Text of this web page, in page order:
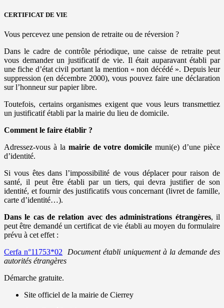
CERTIFICAT DE VIE
Vous percevez une pension de retraite ou de réversion ?
Dans le cadre de contrôle périodique, une caisse de retraite peut
vous demander un justificatif de vie. Il était auparavant établi par
une fiche d’état civil portant la mention « non décédé ». Depuis leur
suppression (en décembre 2000), vous pouvez faire une déclaration
sur l’honneur sur papier libre.
Toutefois, certains organismes exigent que vous leurs transmettiez
un justificatif établi par la mairie du lieu de domicile.
Comment le faire établir ?
Adressez-vous à la mairie de votre domicile muni(e) d’une pièce
d’identité.
Si vous êtes dans l’impossibilité de vous déplacer pour raison de
santé, il peut être établi par un tiers, qui devra justifier de son
identité, et fournir des justificatifs vous concernant (livret de famille,
carte d’identité…).
Dans le cas de relation avec des administrations étrangères, il
peut être demandé un certificat de vie établi au moyen du formulaire
prévu à cet effet :
Cerfa n°11753*02
Document établi uniquement à la demande des
autorités étrangères
Démarche gratuite.
Site officiel de la mairie de Cierrey